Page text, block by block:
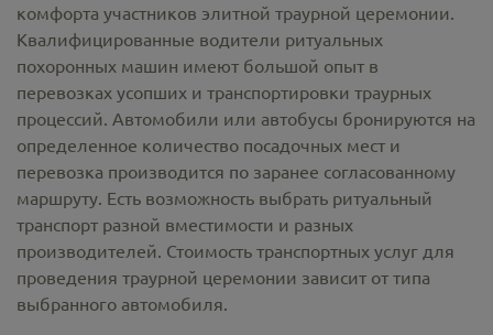
комфорта участников элитной траурной церемонии.
Квалифицированные водители ритуальных
похоронных машин имеют большой опыт в
перевозках усопших и транспортировки траурных
процессий. Автомобили или автобусы бронируются на
определенное количество посадочных мест и
перевозка производится по заранее согласованному
маршруту. Есть возможность выбрать ритуальный
транспорт разной вместимости и разных
производителей. Стоимость транспортных услуг для
проведения траурной церемонии зависит от типа
выбранного автомобиля.